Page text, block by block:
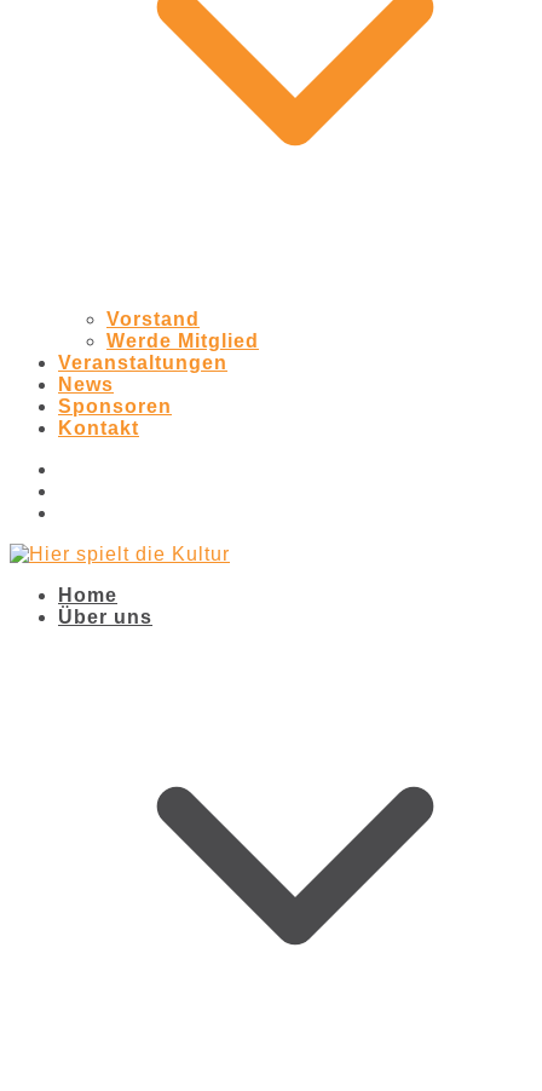
Vorstand
Werde Mitglied
Veranstaltungen
News
Sponsoren
Kontakt
Home
Über uns